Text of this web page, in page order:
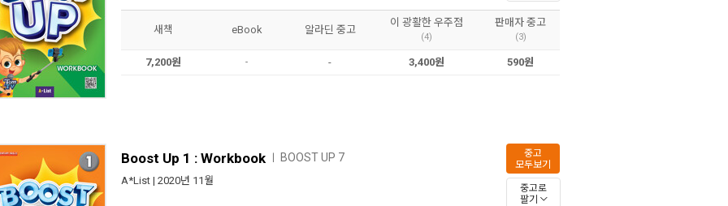
새책 eBook 알라딘 중고
이 광활한 우주점
(4)
판매자 중고
(3)
7,200원 - - 3,400원 590원
Boost Up 1 : Workbook BOOST UP 7
A*List | 2020년 11월
중고
모두보기
중고로
팔기